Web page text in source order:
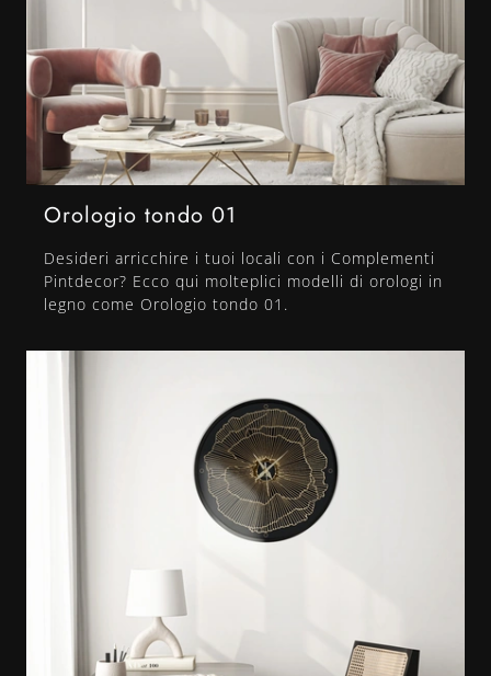
Orologio tondo 01
Desideri arricchire i tuoi locali con i Complementi
Pintdecor? Ecco qui molteplici modelli di orologi in
legno come Orologio tondo 01.